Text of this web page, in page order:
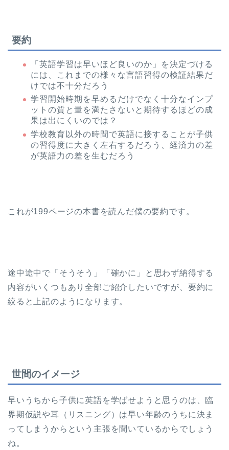
要約
「英語学習は早いほど良いのか」を決定づける
には、これまでの様々な言語習得の検証結果だ
けでは不十分だろう
学習開始時期を早めるだけでなく十分なインプ
ットの質と量を満たさないと期待するほどの成
果は出にくいのでは？
学校教育以外の時間で英語に接することが子供
の習得度に大きく左右するだろう、経済力の差
が英語力の差を生むだろう
これが199ページの本書を読んだ僕の要約です。
途中途中で「そうそう」「確かに」と思わず納得する
内容がいくつもあり全部ご紹介したいですが、要約に
絞ると上記のようになります。
世間のイメージ
早いうちから子供に英語を学ばせようと思うのは、臨
界期仮説や耳（リスニング）は早い年齢のうちに決ま
ってしまうからという主張を聞いているからでしょう
ね。